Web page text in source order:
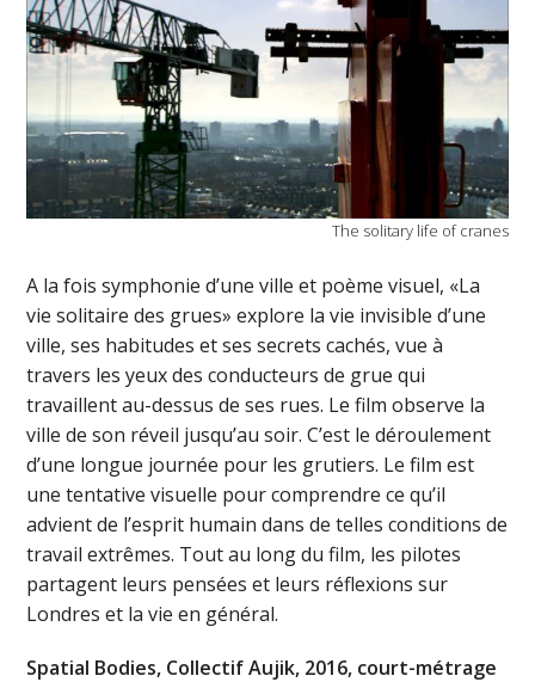
The solitary life of cranes
A la fois symphonie d’une ville et poème visuel, «La
vie solitaire des grues» explore la vie invisible d’une
ville, ses habitudes et ses secrets cachés, vue à
travers les yeux des conducteurs de grue qui
travaillent au-dessus de ses rues. Le film observe la
ville de son réveil jusqu’au soir. C’est le déroulement
d’une longue journée pour les grutiers. Le film est
une tentative visuelle pour comprendre ce qu’il
advient de l’esprit humain dans de telles conditions de
travail extrêmes. Tout au long du film, les pilotes
partagent leurs pensées et leurs réflexions sur
Londres et la vie en général.
Spatial Bodies, Collectif Aujik, 2016, court-métrage